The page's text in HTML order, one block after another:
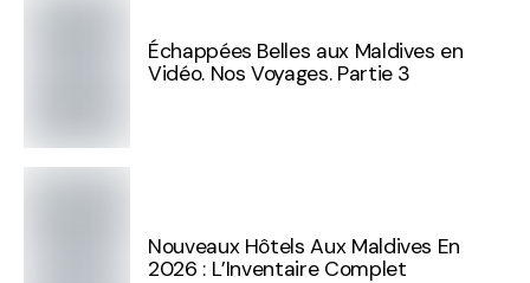
Échappées Belles aux Maldives en
Vidéo. Nos Voyages. Partie 3
Nouveaux Hôtels Aux Maldives En
2026 : L’Inventaire Complet